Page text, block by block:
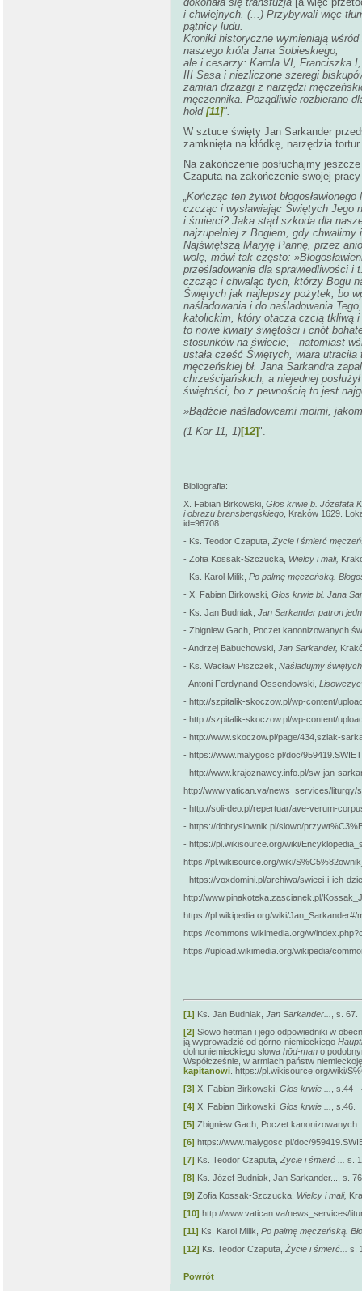
i chwiejnych. (...) Przybywali więc
pątnicy ludu.
Kroniki historyczne wymieniają
naszego króla Jana Sobieskiego,
ale i cesarzy: Karola VI, Franciszka
III Sasa i niezliczone szeregi
zamian drzazgi z narzędzi
męczennika. Pożądliwie rozbierano
hołd [11]".
W sztuce święty Jan Sarkander
zamknięta na kłódkę, narzędzia
Na zakończenie posłuchajmy
Czaputa na zakończenie swojej
„Kończąc ten żywot
czcząc i wysławiając Świętych Jego
i śmierci? Jaka stąd szkoda dla
najzupełniej z Bogiem, gdy chwalimy
Najświętszą Maryję Pannę, przez
wolę, mówi tak często:
prześladowanie dla sprawiedliwości
czcząc i chwaląc tych, którzy Bogu
Świętych jak najlepszy pożytek, bo
naśladowania i do naśladowania
katolickim, który otacza czcią tkliwą
to nowe kwiaty świętości i cnót
stosunków na świecie; - natomiast
ustała cześć Świętych, wiara
męczeńskiej bł. Jana Sarkandra
chrześcijańskich, a niejednej
świętości, bo z pewnością to jest
»Bądźcie naśladowcami moimi,
(1 Kor 11, 1)[12]".
Bibliografia:
X. Fabian Birkowski, Głos krwie b. Józefata
i obrazu bransbergskiego , Kraków 1629.
id=96708
- Ks. Teodor Czaputa, Życie i śmierć
- Zofia Kossak-Szczucka, Wielcy i mali,
- Ks. Karol Milik, Po palmę męczeńską.
- X. Fabian Birkowski, Głos krwie bł. Jana
- Ks. Jan Budniak, Jan Sarkander patron
- Zbigniew Gach, Poczet kanonizowanych
- Andrzej Babuchowski, Jan Sarkander,
- Ks. Wacław Piszczek, Naśladujmy świętych
- Antoni Ferdynand Ossendowski,
- http://szpitalik-skoczow.pl/wp-content/
- http://szpitalik-skoczow.pl/wp-content/
- http://www.skoczow.pl/page/434,szlak-
- https://www.malygosc.pl/doc/
- http://www.krajoznawcy.info.pl/sw-jan-
http://www.vatican.va/news_services/liturgy/
- http://soli-deo.pl/repertuar/ave-verum-
- https://dobryslownik.pl/slowo/
- https://pl.wikisource.org/wiki/
https://pl.wikisource.org/wiki/
- https://voxdomini.pl/archiwa/swieci-i-ich-
http://www.pinakoteka.zascianek.pl/
https://pl.wikipedia.org/wiki/
https://commons.wikimedia.org/w/
https://upload.wikimedia.org/wikipedia/
[1] Ks. Jan Budniak, Jan Sarkander...
, s. 67.
[2] Słowo hetman i jego odpowiedniki w
ją wyprowadzić od górno-niemieckiego
dolnoniemieckiego słowa hōd-man o
Współcześnie, w armiach państw
kapitanowi . https://pl.wikisource.org/wiki/
[3] X. Fabian Birkowski, Głos krwie ...
, s.44 -
[4] X. Fabian Birkowski, Głos krwie ...
, s.46.
[5] Zbigniew Gach, Poczet
[6] https://www.malygosc.pl/doc/
[7] Ks. Teodor Czaputa, Życie i śmierć ...
s.
[8] Ks. Józef Budniak, Jan Sarkander..., s.
[9] Zofia Kossak-Szczucka, Wielcy i mali,
[10] http://www.vatican.va/news_services/
[11] Ks. Karol Milik, Po palmę męczeńską.
[12] Ks. Teodor Czaputa, Życie i śmierć... s.
Powrót